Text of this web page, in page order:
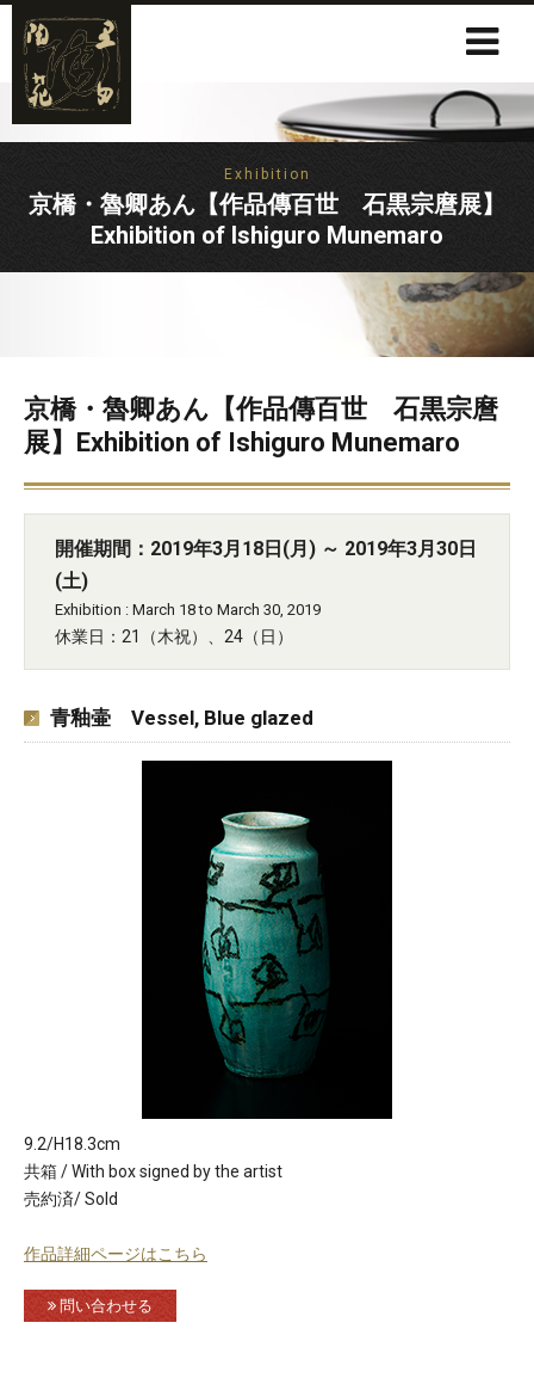
Exhibition
京橋・魯卿あん【作品傳百世 石黒宗麿展】
Exhibition of Ishiguro Munemaro
京橋・魯卿あん【作品傳百世 石黒宗麿
展】Exhibition of Ishiguro Munemaro
開催期間：2019年3月18日(月) ～ 2019年3月30日
(土)
Exhibition : March 18 to March 30, 2019
休業日：21（木祝）、24（日）
青釉壷 Vessel, Blue glazed
9.2/H18.3cm
共箱 / With box signed by the artist
売約済/ Sold
作品詳細ページはこちら
問い合わせる